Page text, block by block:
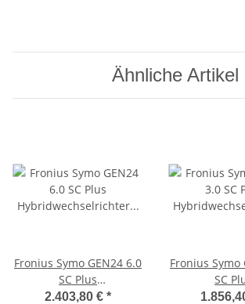
Ähnliche Artikel
Fronius Symo GEN24 6.0
SC Plus
Hybridwechselrichter
2.403,80 € *
Fronius Symo
SC